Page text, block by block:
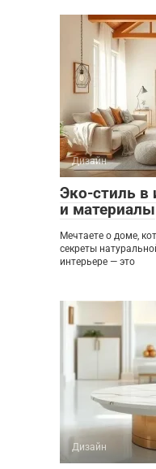
Дизайн
Эко-стиль в
и материалы
Мечтаете о доме,
секреты
интерьере — это
Дизайн